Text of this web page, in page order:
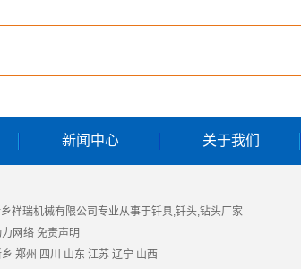
新闻中心 关于我们
祥瑞机械有限公司专业从事于钎具,钎头,钻头厂家
网络 免责声明
郑州 四川 山东 江苏 辽宁 山西